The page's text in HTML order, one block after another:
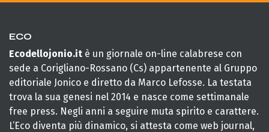
ECO
Ecodellojonio.it è un giornale on-line calabrese con
sede a Corigliano-Rossano (Cs) appartenente al Gruppo
editoriale Jonico e diretto da Marco Lefosse. La testata
trova la sua genesi nel 2014 e nasce come settimanale
free press. Negli anni a seguire muta spirito e carattere.
L’Eco diventa più dinamico, si attesta come web journal,